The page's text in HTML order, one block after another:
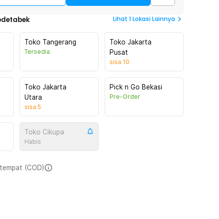
Lihat 1Lokasi Lainnya
Toko Tangerang
Tersedia
Toko Jakarta
Pusat
sisa 10
Toko Jakarta
Utara
sisa 5
Pick n Go Bekasi
Pre-Order
Toko Cikupa
Habis
(COD)